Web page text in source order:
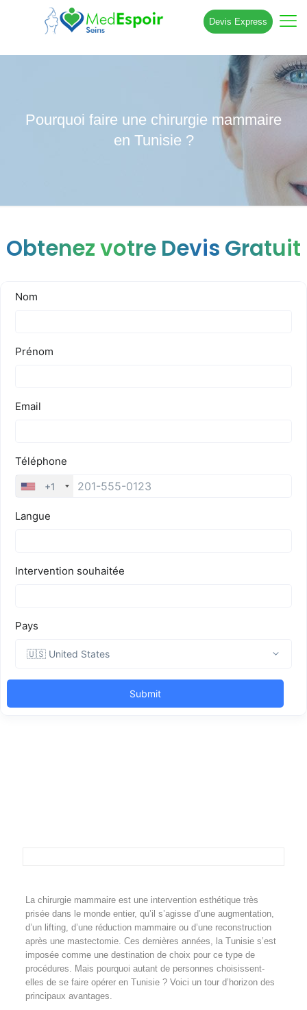
Devis Express
Pourquoi faire une chirurgie mammaire
en Tunisie ?
Obtenez votre Devis Gratuit
La chirurgie mammaire est une intervention esthétique très
prisée dans le monde entier, qu’il s’agisse d’une augmentation,
d’un lifting, d’une réduction mammaire ou d’une reconstruction
après une mastectomie. Ces dernières années, la Tunisie s’est
imposée comme une destination de choix pour ce type de
procédures. Mais pourquoi autant de personnes choisissent-
elles de se faire opérer en Tunisie ? Voici un tour d’horizon des
principaux avantages.